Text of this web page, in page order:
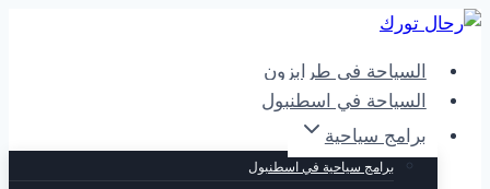
التجاوز
المحتوىالسياحة في طرابزون
السياحة في اسطنبول
برامج سياحية
برامج سياحية في اسطنبول